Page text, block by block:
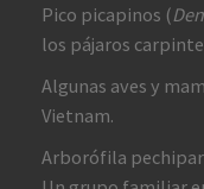
Pico picapinos (
los pájaros
Algunas aves y
Vietnam.
Arborófila